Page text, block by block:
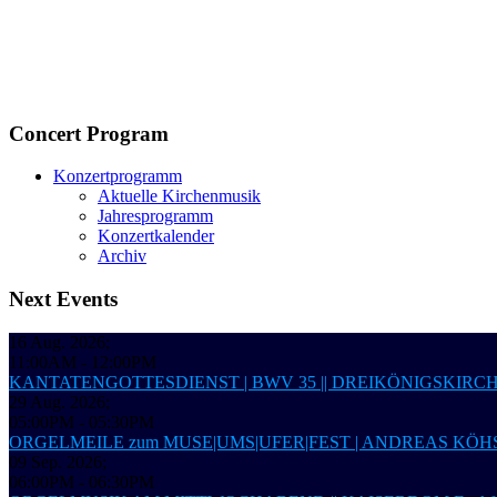
Concert Program
Konzertprogramm
Aktuelle Kirchenmusik
Jahresprogramm
Konzertkalender
Archiv
Next Events
16 Aug. 2026;
11:00AM - 12:00PM
KANTATENGOTTESDIENST | BWV 35 ||
29 Aug. 2026;
05:00PM - 05:30PM
ORGELMEILE zum MUSE|UMS|UFER|FEST | ANDREAS
09 Sep. 2026;
06:00PM - 06:30PM